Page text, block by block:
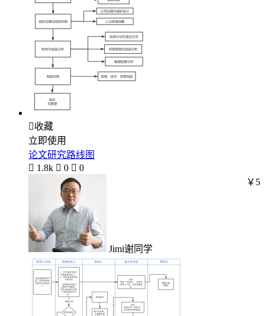
收藏
立即使用
论文研究路线图
 1.8k  0  0
Jimi谢同学
￥5